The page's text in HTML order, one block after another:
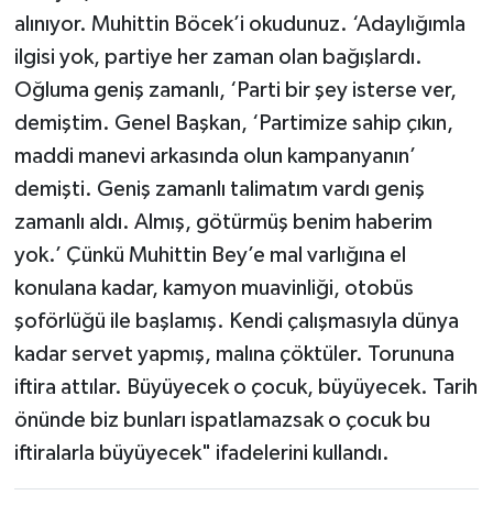
alınıyor. Muhittin Böcek’i okudunuz. ‘Adaylığımla
ilgisi yok, partiye her zaman olan bağışlardı.
Oğluma geniş zamanlı, ‘Parti bir şey isterse ver,
demiştim. Genel Başkan, ‘Partimize sahip çıkın,
maddi manevi arkasında olun kampanyanın’
demişti. Geniş zamanlı talimatım vardı geniş
zamanlı aldı. Almış, götürmüş benim haberim
yok.’ Çünkü Muhittin Bey’e mal varlığına el
konulana kadar, kamyon muavinliği, otobüs
şoförlüğü ile başlamış. Kendi çalışmasıyla dünya
kadar servet yapmış, malına çöktüler. Torununa
iftira attılar. Büyüyecek o çocuk, büyüyecek. Tarih
önünde biz bunları ispatlamazsak o çocuk bu
iftiralarla büyüyecek" ifadelerini kullandı.